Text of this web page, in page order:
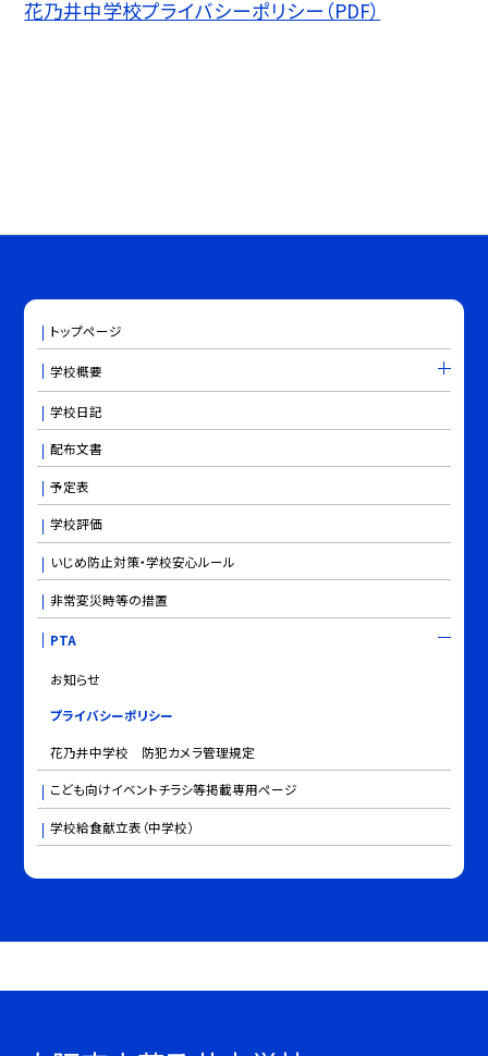
花乃井中学校プライバシーポリシー（PDF）
トップページ
学校概要
学校日記
配布文書
予定表
学校評価
いじめ防止対策・学校安心ルール
非常変災時等の措置
PTA
お知らせ
プライバシーポリシー
花乃井中学校 防犯カメラ管理規定
こども向けイベントチラシ等掲載専用ページ
学校給食献立表（中学校）